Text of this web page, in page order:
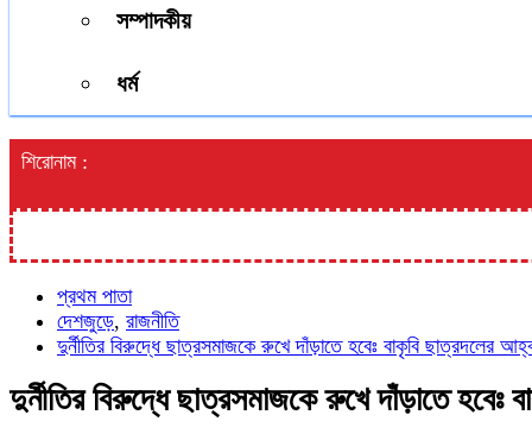
সম্পাদকীয়
ধর্ম
শিরোনাম :
প্রথম পাতা
দেশজুড়ে, রাজনীতি
দুর্নীতির বিরুদ্ধে ছাত্রসমাজকে রুখে দাঁড়াতে হবেঃ বাকৃবি ছাত্রদলের
দুর্নীতির বিরুদ্ধে ছাত্রসমাজকে রুখে দাঁড়াতে